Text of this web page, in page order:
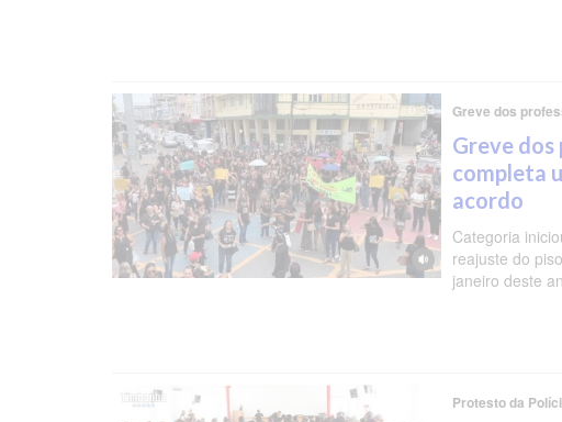
Greve dos
Greve dos
completa
acordo
Categoria
reajuste do
janeiro deste
Protesto da